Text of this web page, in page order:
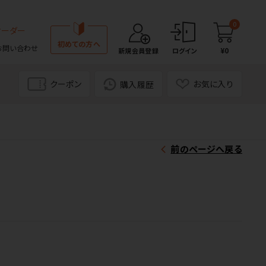
ダー
問い合わせ 初めての方へ
新規会員登録 ログイン
0
¥0
クーポン 購入履歴 お気に入り
前のページへ戻る